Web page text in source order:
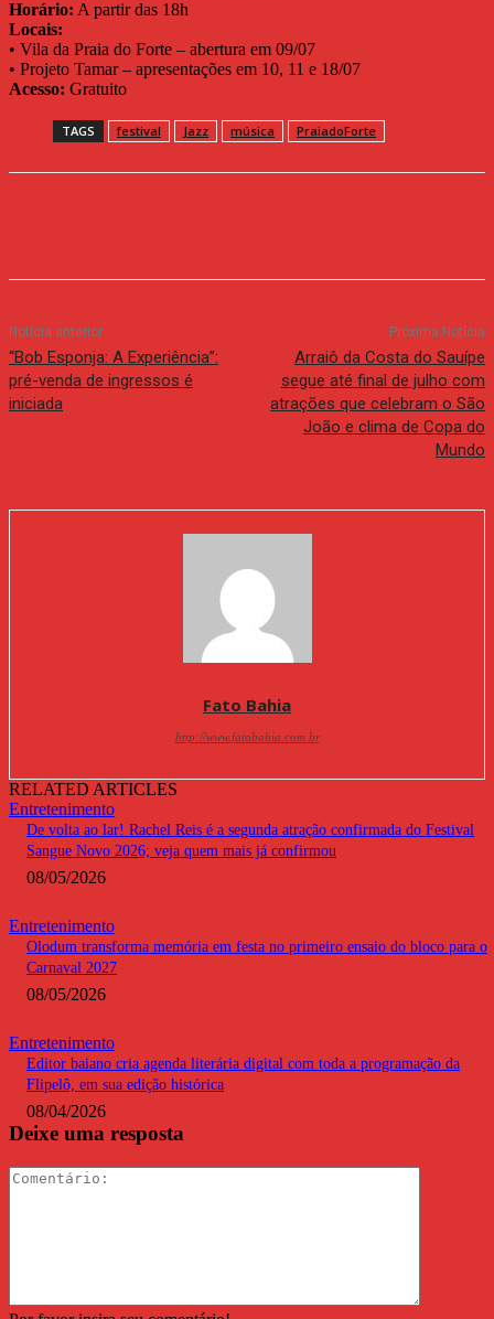
Horário: A partir das 18h
Locais:
• Vila da Praia do Forte – abertura em 09/07
• Projeto Tamar – apresentações em 10, 11 e 18/07
Acesso: Gratuito
TAGS festival Jazz música PraiadoForte
Notícia anterior
“Bob Esponja: A Experiência”:
pré-venda de ingressos é
iniciada
Próxima Notícia
Arraiô da Costa do Sauípe
segue até final de julho com
atrações que celebram o São
João e clima de Copa do
Mundo
Fato Bahia
http://www.fatobahia.com.br
RELATED ARTICLES
Entretenimento
De volta ao lar! Rachel Reis é a segunda atração confirmada do Festival
Sangue Novo 2026; veja quem mais já confirmou
08/05/2026
Entretenimento
Olodum transforma memória em festa no primeiro ensaio do bloco para o
Carnaval 2027
08/05/2026
Entretenimento
Editor baiano cria agenda literária digital com toda a programação da
Flipelô, em sua edição histórica
08/04/2026
Deixe uma resposta